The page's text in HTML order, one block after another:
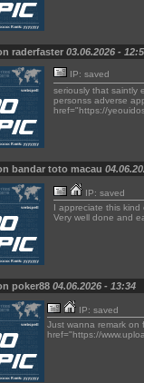
raderfaster 03.06.2026 -
IP: saved
seriously that saintly
personss adverse
href="https://
bandar toto macau
IP: saved
I appreciate this
Very well done and
poker88 04.06.2026 - 13:34
IP: saved
Just wanna remark on
href="https://